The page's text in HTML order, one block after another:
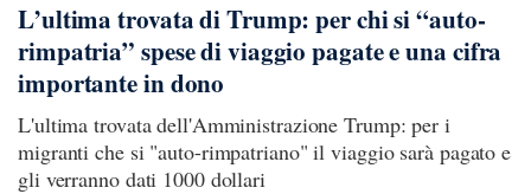
L’ultima trovata di Trump: per chi si “auto-
rimpatria” spese di viaggio pagate e una cifra
importante in dono
L'ultima trovata dell'Amministrazione Trump: per i
migranti che si "auto-rimpatriano" il viaggio sarà pagato e
gli verranno dati 1000 dollari